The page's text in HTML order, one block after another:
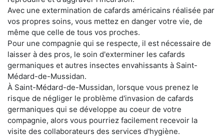
Avec une extermination de cafards américains réalisée par
vos propres soins, vous mettez en danger votre vie, de
même que celle de tous vos proches.
Pour une compagnie qui se respecte, il est nécessaire de
laisser à des pros, le soin d'exterminer les cafards
germaniques et autres insectes envahissants à Saint-
Médard-de-Mussidan.
À Saint-Médard-de-Mussidan, lorsque vous prenez le
risque de négliger le problème d'invasion de cafards
germaniques qui se développe au coeur de votre
compagnie, alors vous pourriez facilement recevoir la
visite des collaborateurs des services d'hygiène.